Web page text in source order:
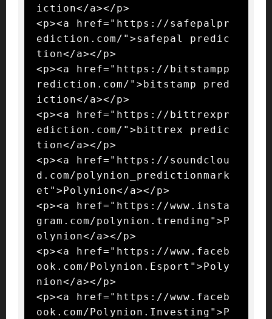
iction</a></p>
<p><a href="https://safepalpr
ediction.com/">safepal predic
tion</a></p>
<p><a href="https://bitstampp
rediction.com/">bitstamp pred
iction</a></p>
<p><a href="https://bittrexpr
ediction.com/">bittrex predic
tion</a></p>
<p><a href="https://soundclou
d.com/polynion_predictionmark
et">Polynion</a></p>
<p><a href="https://www.insta
gram.com/polynion.trending">P
olynion</a></p>
<p><a href="https://www.faceb
ook.com/Polynion.Esport">Poly
nion</a></p>
<p><a href="https://www.faceb
ook.com/Polynion.Investing">P